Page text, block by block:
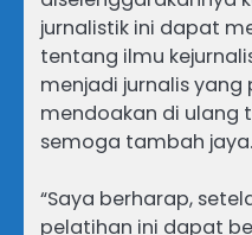
jurnalistik ini dapat
tentang ilmu
menjadi jurnalis yang
mendoakan di ulang
semoga tambah jaya.
“Saya berharap,
pelatihan ini dapat